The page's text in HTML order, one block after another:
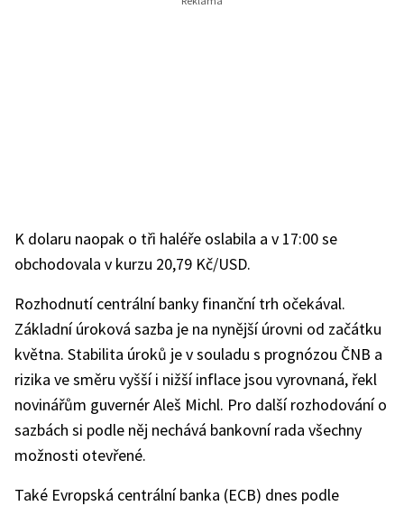
K dolaru naopak o tři haléře oslabila a v 17:00 se
obchodovala v kurzu 20,79 Kč/USD.
Rozhodnutí centrální banky finanční trh očekával.
Základní úroková sazba je na nynější úrovni od začátku
května. Stabilita úroků je v souladu s prognózou ČNB a
rizika ve směru vyšší i nižší inflace jsou vyrovnaná, řekl
novinářům guvernér Aleš Michl. Pro další rozhodování o
sazbách si podle něj nechává bankovní rada všechny
možnosti otevřené.
Také Evropská centrální banka (ECB) dnes podle